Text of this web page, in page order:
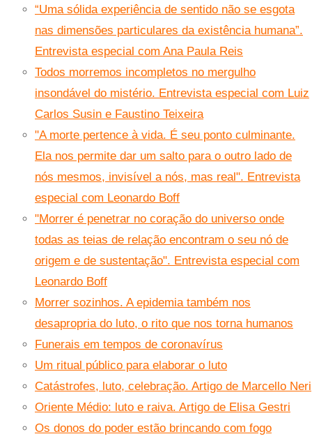
“Uma sólida experiência de sentido não se esgota
nas dimensões particulares da existência humana”.
Entrevista especial com Ana Paula Reis
Todos morremos incompletos no mergulho
insondável do mistério. Entrevista especial com Luiz
Carlos Susin e Faustino Teixeira
"A morte pertence à vida. É seu ponto culminante.
Ela nos permite dar um salto para o outro lado de
nós mesmos, invisível a nós, mas real". Entrevista
especial com Leonardo Boff
"Morrer é penetrar no coração do universo onde
todas as teias de relação encontram o seu nó de
origem e de sustentação". Entrevista especial com
Leonardo Boff
Morrer sozinhos. A epidemia também nos
desapropria do luto, o rito que nos torna humanos
Funerais em tempos de coronavírus
Um ritual público para elaborar o luto
Catástrofes, luto, celebração. Artigo de Marcello Neri
Oriente Médio: luto e raiva. Artigo de Elisa Gestri
Os donos do poder estão brincando com fogo